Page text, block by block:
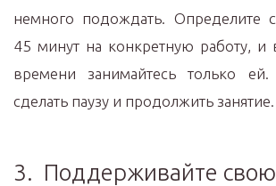
немного подождать. Определите
45 минут на конкретную работу, и
времени занимайтесь только
сделать паузу и продолжить занятие.
3. Поддерживайте свою